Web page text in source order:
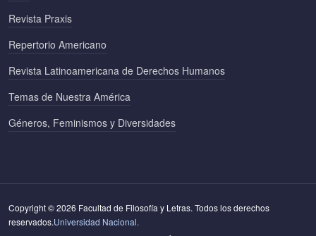
Revista Praxis
Repertorio Americano
Revista Latinoamericana de Derechos Humanos
Temas de Nuestra América
Géneros, Feminismos y Diversidades
Copyright © 2026 Facultad de Filosofía y Letras. Todos los derechos
reservados.Universidad Nacional.